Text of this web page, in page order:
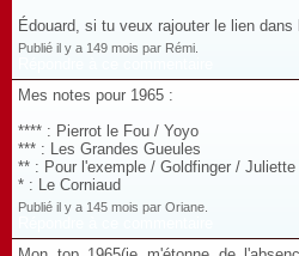
Édouard, si tu veux rajouter le lien
Publié il y a 149 mois par Rémi.
Mes notes pour 1965 :
**** : Pierrot le Fou / Yoyo
*** : Les Grandes Gueules
** : Pour l'exemple / Goldfinger /
* : Le Corniaud
Publié il y a 145 mois par Oriane.